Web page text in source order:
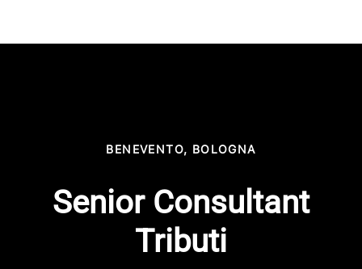
BENEVENTO, BOLOGNA
Senior Consultant
Tributi